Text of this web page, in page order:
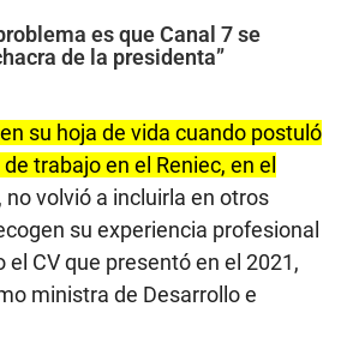
es que Canal 7 se
de la presidenta”
su hoja de vida cuando postuló
trabajo en el Reniec, en el
no volvió a incluirla en otros
su experiencia profesional
CV que presentó en el 2021,
ministra de Desarrollo e